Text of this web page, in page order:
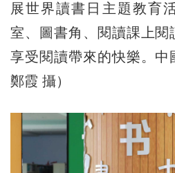
展世界讀書日主題教育
室、圖書角、閱讀課上閱
享受閱讀帶來的快樂。中
鄭霞 攝）